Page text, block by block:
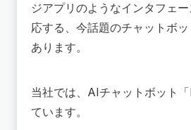
ジアプリのようなインタフェ
応する、今話題のチャットボ
あります。
当社では、AIチャットボット「
ています。